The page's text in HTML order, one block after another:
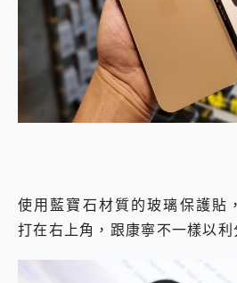
使用藍寶石材質的玻璃保護
打在右上角，跟康寧不一樣以利